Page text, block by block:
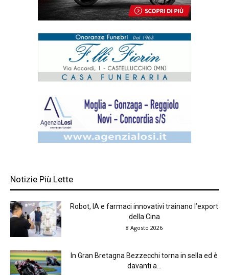
Notizie Più Lette
Robot, IA e farmaci innovativi trainano l’export
della Cina
8 Agosto 2026
In Gran Bretagna Bezzecchi torna in sella ed è
davanti a...